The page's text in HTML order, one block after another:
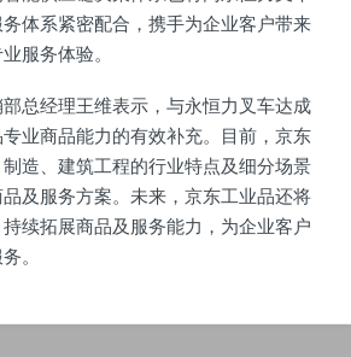
体系紧密配合，携手为企业客户带来
服务体验。
总经理王维表示，与永恒力叉车达成
业商品能力的有效补充。目前，京东
造、建筑工程的行业特点及细分场景
及服务方案。未来，京东工业品还将
续拓展商品及服务能力，为企业客户
。